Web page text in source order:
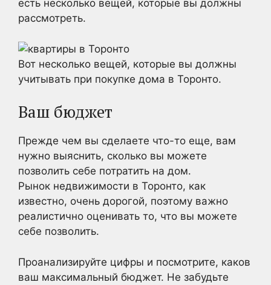
есть несколько вещей, которые вы должны
рассмотреть.
Вот несколько вещей, которые вы должны
учитывать при покупке дома в Торонто.
Ваш бюджет
Прежде чем вы сделаете что-то еще, вам
нужно выяснить, сколько вы можете
позволить себе потратить на дом.
Рынок недвижимости в Торонто, как
известно, очень дорогой, поэтому важно
реалистично оценивать то, что вы можете
себе позволить.
Проанализируйте цифры и посмотрите, каков
ваш максимальный бюджет. Не забудьте